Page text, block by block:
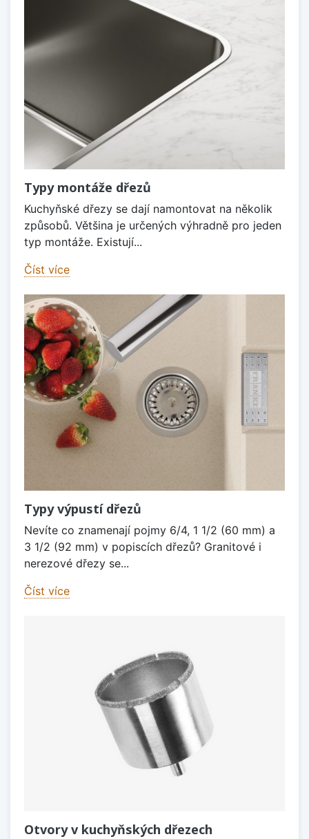
Typy montáže dřezů
Kuchyňské dřezy se dají namontovat na několik
způsobů. Většina je určených výhradně pro jeden
typ montáže. Existují...
Číst více
Typy výpustí dřezů
Nevíte co znamenají pojmy 6/4, 1 1/2 (60 mm) a
3 1/2 (92 mm) v popiscích dřezů? Granitové i
nerezové dřezy se...
Číst více
Otvory v kuchyňských dřezech